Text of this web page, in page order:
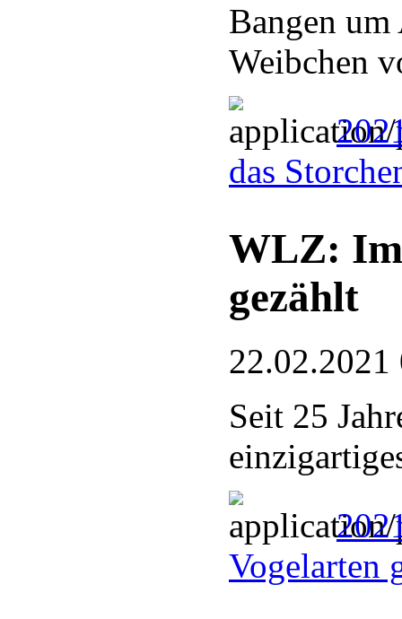
Bangen
Weibchen
das
WLZ:
gezählt
22.02.2021
Seit 25
Vogelarten